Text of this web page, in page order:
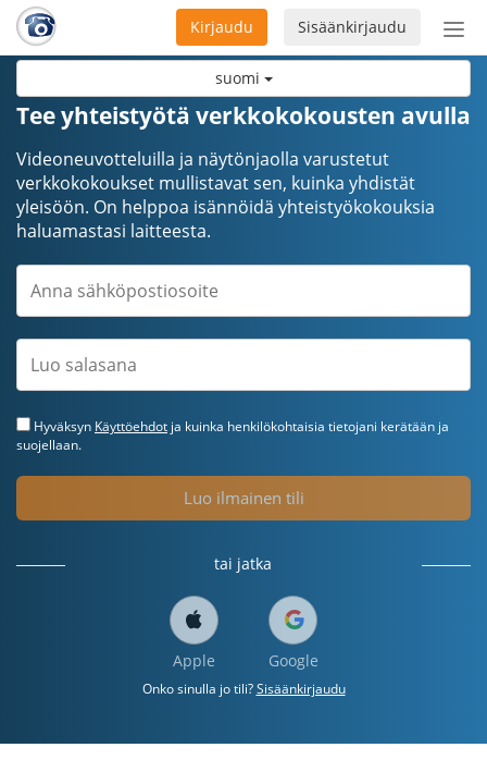
suomi
Sisäänkirjaudu
Kirjaudu
Tee yhteistyötä verkkokokousten avulla
Videoneuvotteluilla ja näytönjaolla varustetut
verkkokokoukset mullistavat sen, kuinka yhdistät
yleisöön. On helppoa isännöidä yhteistyökokouksia
haluamastasi laitteesta.
Hyväksyn Käyttöehdot ja kuinka henkilökohtaisia tietojani kerätään ja
suojellaan.
Luo ilmainen tili
tai jatka
Apple Google
Onko sinulla jo tili?Sisäänkirjaudu